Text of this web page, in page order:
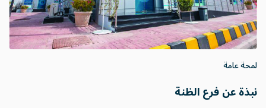
لمحة عامة
نبذة عن فرع الظنة